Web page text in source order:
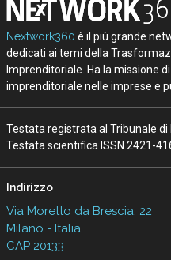
Nextwork360 è il più grande
dedicati ai temi della
Imprenditoriale. Ha la missione
imprenditoriale nelle imprese e
Testata registrata al Tribunale
Testata scientifica ISSN 2421-
Indirizzo
Via Moretto da Brescia, 22
Milano - Italia
CAP 20133